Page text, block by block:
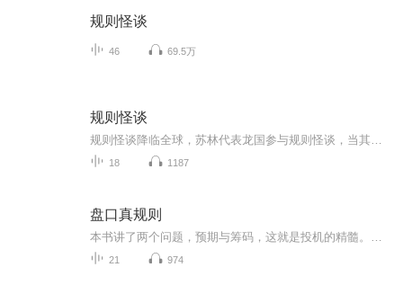
规则怪谈
46 69.5万
规则怪谈
18 1187
盘口真规则
21 974